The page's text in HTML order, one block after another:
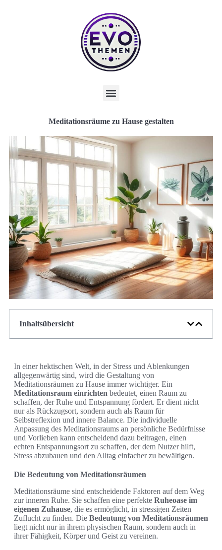
Meditationsräume zu Hause gestalten
Inhaltsübersicht
In einer hektischen Welt, in der Stress und Ablenkungen
allgegenwärtig sind, wird die Gestaltung von
Meditationsräumen zu Hause immer wichtiger. Ein
Meditationsraum einrichten bedeutet, einen Raum zu
schaffen, der Ruhe und Entspannung fördert. Er dient nicht
nur als Rückzugsort, sondern auch als Raum für
Selbstreflexion und innere Balance. Die individuelle
Anpassung des Meditationsraums an persönliche Bedürfnisse
und Vorlieben kann entscheidend dazu beitragen, einen
echten Entspannungsort zu schaffen, der dem Nutzer hilft,
Stress abzubauen und den Alltag einfacher zu bewältigen.
Die Bedeutung von Meditationsräumen
Meditationsräume sind entscheidende Faktoren auf dem Weg
zur inneren Ruhe. Sie schaffen eine perfekte Ruheoase im
eigenen Zuhause, die es ermöglicht, in stressigen Zeiten
Zuflucht zu finden. Die Bedeutung von Meditationsräumen
liegt nicht nur in ihrem physischen Raum, sondern auch in
ihrer Fähigkeit, Körper und Geist zu vereinen.